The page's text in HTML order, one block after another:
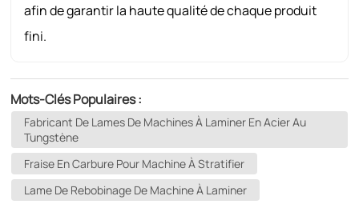
afin de garantir la haute qualité de chaque produit
fini.
Mots-Clés Populaires :
Fabricant De Lames De Machines À Laminer En Acier Au
Tungstène
Fraise En Carbure Pour Machine À Stratifier
Lame De Rebobinage De Machine À Laminer